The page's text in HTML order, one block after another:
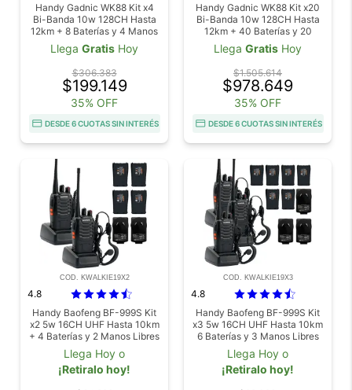
Handy Gadnic WK88 Kit x4
Bi-Banda 10w 128CH Hasta
12km + 8 Baterías y 4 Manos
Libres
Llega Gratis Hoy
$306.383
$199.149
35% OFF
DESDE 6 CUOTAS SIN INTERÉS
Handy Gadnic WK88 Kit x20
Bi-Banda 10w 128CH Hasta
12km + 40 Baterías y 20
Manos Libres
Llega Gratis Hoy
$1.505.614
$978.649
35% OFF
DESDE 6 CUOTAS SIN INTERÉS
COD. KWALKIE19X2
4.8
Handy Baofeng BF-999S Kit
x2 5w 16CH UHF Hasta 10km
+ 4 Baterías y 2 Manos Libres
Llega Hoy o
¡Retiralo hoy!
COD. KWALKIE19X3
4.8
Handy Baofeng BF-999S Kit
x3 5w 16CH UHF Hasta 10km
6 Baterías y 3 Manos Libres
Llega Hoy o
¡Retiralo hoy!